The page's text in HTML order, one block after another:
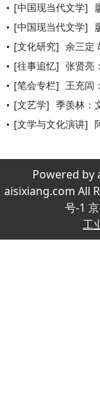
[中国现当代文学]
[中国现当代文学]
[文化研究] 余三定
[往事追忆] 张贤亮
[笔会专栏] 王充闾
[文艺学] 季羡林：
[文学与文化演讲]
Powered by
aisixiang.com All
号-1
工